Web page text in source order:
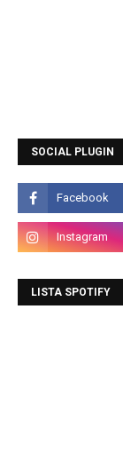
SOCIAL PLUGIN
LISTA SPOTIFY